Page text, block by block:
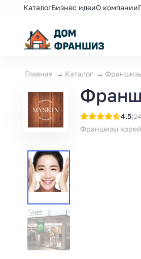
КаталогБизнес идеиО компании
Главная Каталог
4.5
Франшизы